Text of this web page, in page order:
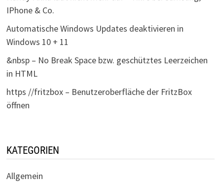
IPhone & Co.
Automatische Windows Updates deaktivieren in
Windows 10 + 11
&nbsp – No Break Space bzw. geschütztes Leerzeichen
in HTML
https //fritzbox – Benutzeroberfläche der FritzBox
öffnen
KATEGORIEN
Allgemein